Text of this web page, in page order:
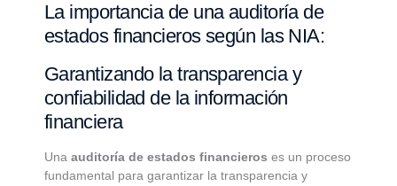
La importancia de una auditoría de
estados financieros según las NIA:
Garantizando la transparencia y
confiabilidad de la información
financiera
Una auditoría de estados financieros es un proceso
fundamental para garantizar la transparencia y